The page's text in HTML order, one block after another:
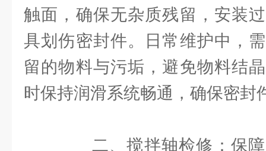
触面，确保无杂质残留，安装
具划伤密封件。日常维护中，
留的物料与污垢，避免物料结
时保持润滑系统畅通，确保密封
二、搅拌轴检修：保障